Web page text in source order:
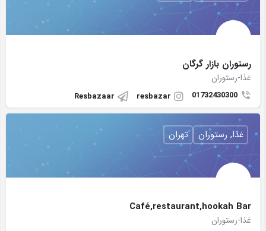
رستوران بازار گرگان
غذا-رستوران
01732430300
resbazar
Resbazaar
Café,restaurant,hookah Bar
غذا-رستوران
غذا, رستوران تهران